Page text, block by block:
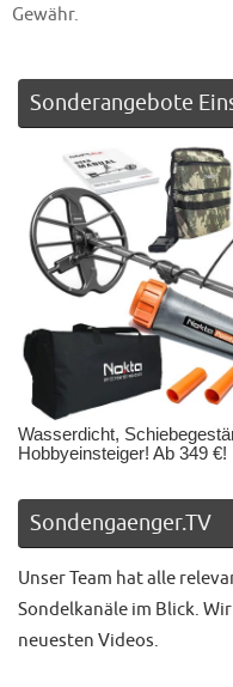
Gewähr.
Sonderangebote
Wasserdicht,
Hobbyeinsteiger! Ab 349 €!
Sondengaenger.TV
Unser Team hat alle
Sondelkanäle im Blick.
neuesten Videos.